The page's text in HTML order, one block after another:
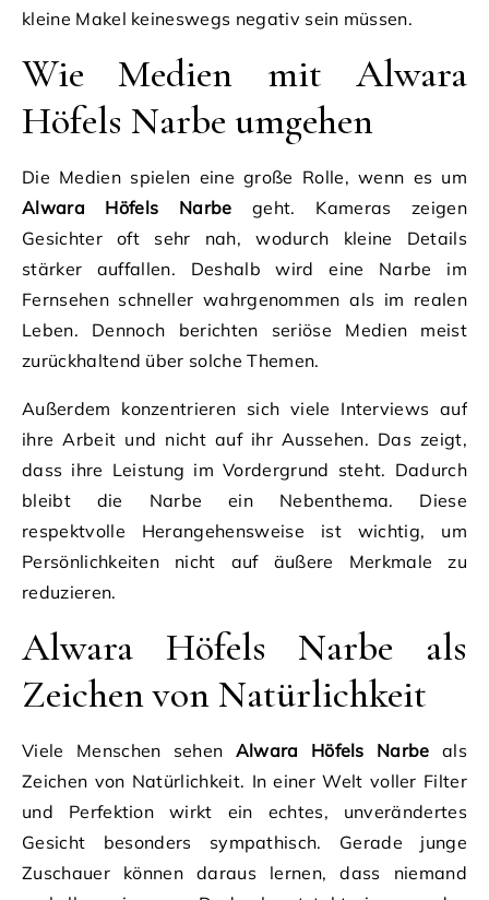
kleine Makel keineswegs negativ sein müssen.
Wie Medien mit Alwara
Höfels Narbe umgehen
Die Medien spielen eine große Rolle, wenn es um
Alwara Höfels Narbe geht. Kameras zeigen
Gesichter oft sehr nah, wodurch kleine Details
stärker auffallen. Deshalb wird eine Narbe im
Fernsehen schneller wahrgenommen als im realen
Leben. Dennoch berichten seriöse Medien meist
zurückhaltend über solche Themen.
Außerdem konzentrieren sich viele Interviews auf
ihre Arbeit und nicht auf ihr Aussehen. Das zeigt,
dass ihre Leistung im Vordergrund steht. Dadurch
bleibt die Narbe ein Nebenthema. Diese
respektvolle Herangehensweise ist wichtig, um
Persönlichkeiten nicht auf äußere Merkmale zu
reduzieren.
Alwara Höfels Narbe als
Zeichen von Natürlichkeit
Viele Menschen sehen Alwara Höfels Narbe als
Zeichen von Natürlichkeit. In einer Welt voller Filter
und Perfektion wirkt ein echtes, unverändertes
Gesicht besonders sympathisch. Gerade junge
Zuschauer können daraus lernen, dass niemand